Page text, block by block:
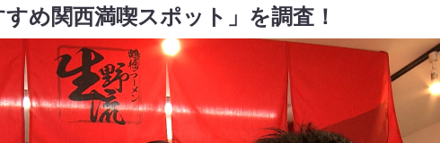
め関西満喫スポット」を調査！